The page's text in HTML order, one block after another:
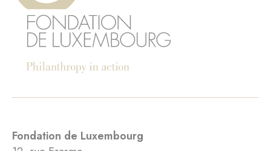
Fondation de Luxembourg